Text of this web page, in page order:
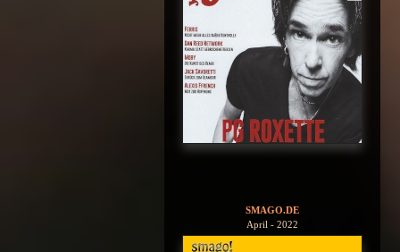
SMAGO.DE
April - 2022